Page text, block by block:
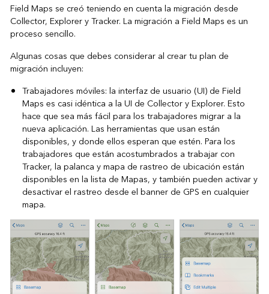
Field Maps se creó teniendo en cuenta la migración desde
Collector, Explorer y Tracker. La migración a Field Maps es un
proceso sencillo.
Algunas cosas que debes considerar al crear tu plan de
migración incluyen:
Trabajadores móviles: la interfaz de usuario (UI) de Field
Maps es casi idéntica a la UI de Collector y Explorer. Esto
hace que sea más fácil para los trabajadores migrar a la
nueva aplicación. Las herramientas que usan están
disponibles, y donde ellos esperan que estén. Para los
trabajadores que están acostumbrados a trabajar con
Tracker, la palanca y mapa de rastreo de ubicación están
disponibles en la lista de Mapas, y también pueden activar y
desactivar el rastreo desde el banner de GPS en cualquier
mapa.